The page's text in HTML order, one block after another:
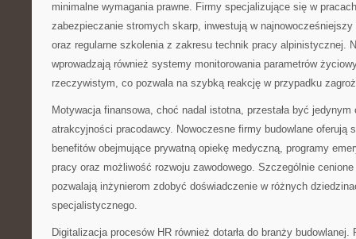
minimalne wymagania prawne. Firmy specjalizujące się w
zabezpieczanie stromych skarp, inwestują w
oraz regularne szkolenia z zakresu technik pracy alpinistycznej.
wprowadzają również systemy monitorowania parametrów
rzeczywistym, co pozwala na szybką reakcję w przypadku
Motywacja finansowa, choć nadal istotna, przestała być
atrakcyjności pracodawcy. Nowoczesne firmy budowlane oferują
benefitów obejmujące prywatną opiekę medyczną, programy
pracy oraz możliwość rozwoju zawodowego. Szczególnie
pozwalają inżynierom zdobyć doświadczenie w różnych
specjalistycznego.
Digitalizacja procesów HR również dotarła do branży